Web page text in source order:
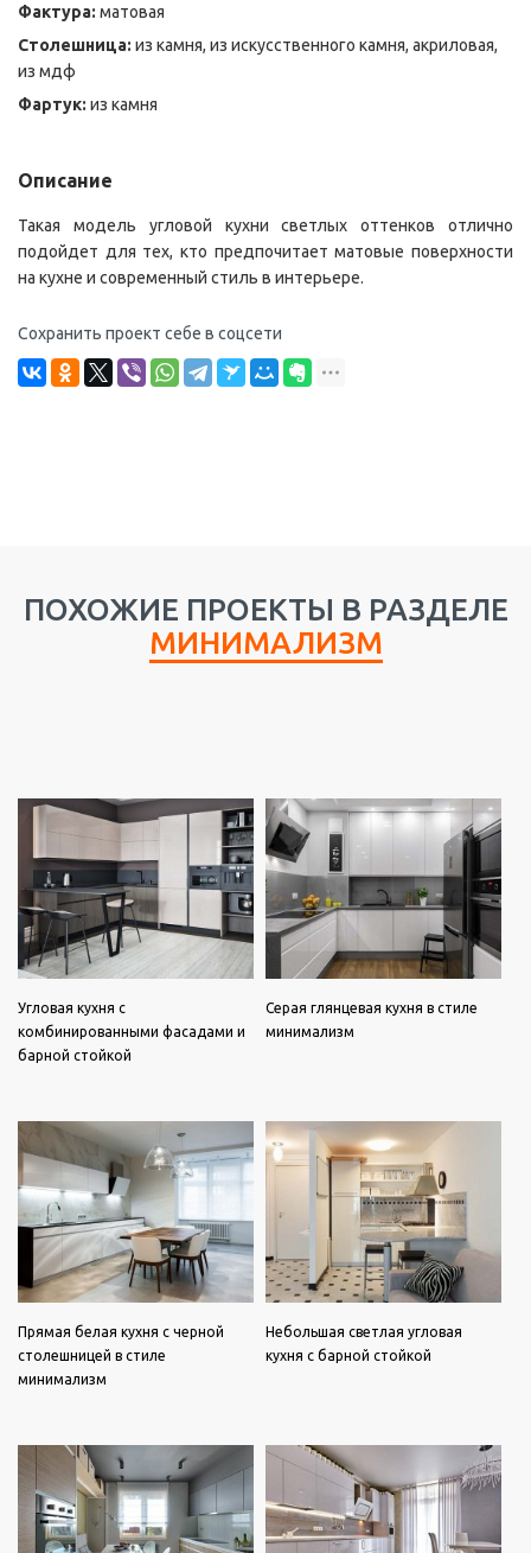
Фактура: матовая
Столешница: из камня, из искусственного камня, акриловая,
из мдф
Фартук: из камня
Описание
Такая модель угловой кухни светлых оттенков отлично
подойдет для тех, кто предпочитает матовые поверхности
на кухне и современный стиль в интерьере.
Сохранить проект себе в соцсети
ПОХОЖИЕ ПРОЕКТЫ В РАЗДЕЛЕ
МИНИМАЛИЗМ
Угловая кухня с
комбинированными фасадами и
барной стойкой
Серая глянцевая кухня в стиле
минимализм
Прямая белая кухня с черной
столешницей в стиле
минимализм
Небольшая светлая угловая
кухня с барной стойкой